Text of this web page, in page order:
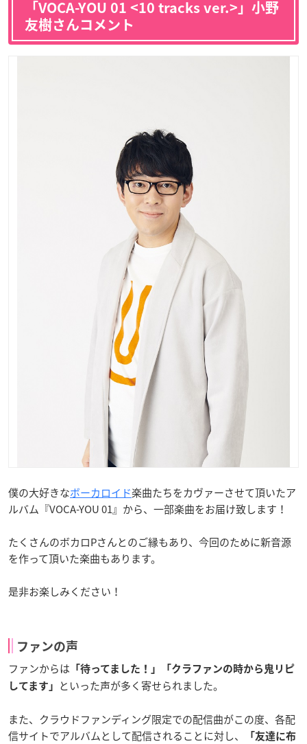
「VOCA-YOU 01 <10 tracks ver.>」小野
友樹さんコメント
僕の大好きなボーカロイド楽曲たちをカヴァーさせて頂いたア
ルバム『VOCA-YOU 01』から、一部楽曲をお届け致します！
たくさんのボカロPさんとのご縁もあり、今回のために新音源
を作って頂いた楽曲もあります。
是非お楽しみください！
ファンの声
ファンからは 「待ってました！」「クラファンの時から鬼リピ
してます」
といった声が多く寄せられました。
また、クラウドファンディング限定での配信曲がこの度、各配
信サイトでアルバムとして配信されることに対し、
「友達に布